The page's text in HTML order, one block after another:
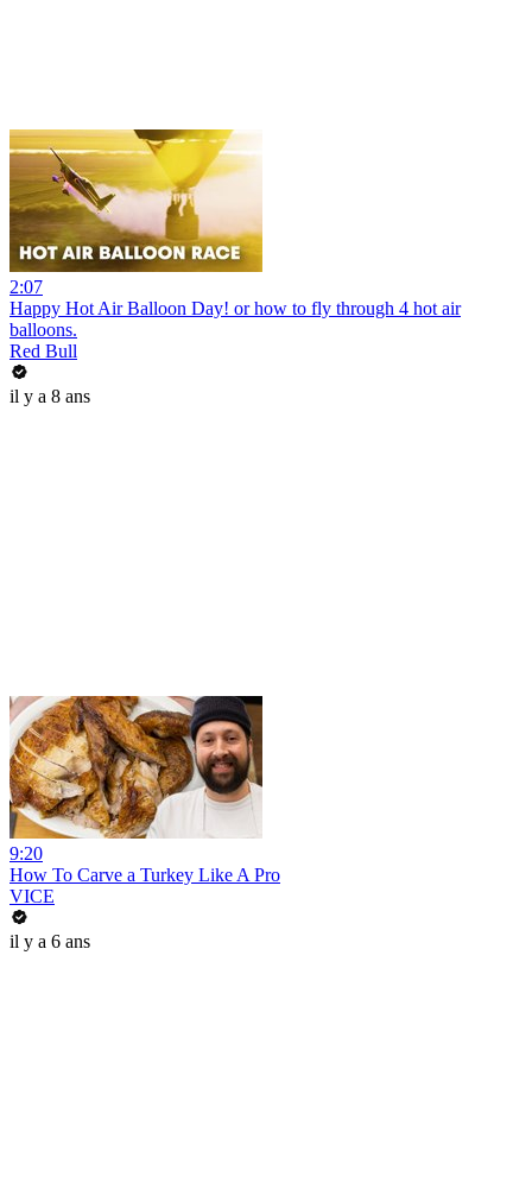
2:07
Happy Hot Air Balloon Day! or how to fly through 4 hot air
balloons.
Red Bull
il y a 8 ans
9:20
How To Carve a Turkey Like A Pro
VICE
il y a 6 ans